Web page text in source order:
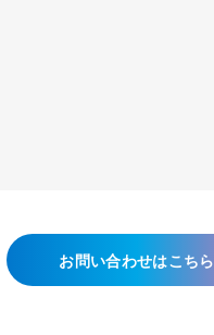
お問い合わせはこちら